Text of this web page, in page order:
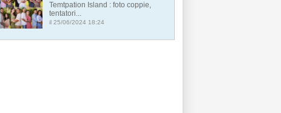
Temtpation Island : foto coppie,
tentatori...
il 25/06/2024 18:24